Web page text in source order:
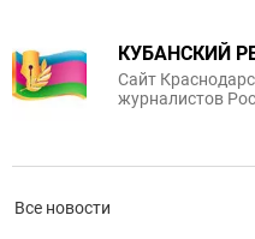
КУБАНСКИЙ
Сайт
журналистов
Все новости